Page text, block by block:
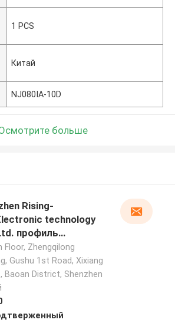
1 PCS
Китай
NJ080IA-10D
больше
Rising-
technology
профиль
Floor, Zhengqilong
Gushu 1st Road, Xixiang
Baoan District, Shenzhen